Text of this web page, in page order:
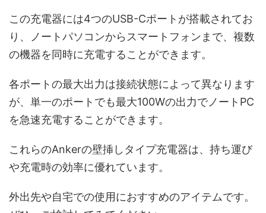
この充電器には4つのUSB-Cポートが搭載されてお
り、ノートパソコンからスマートフォンまで、複数
の機器を同時に充電することができます。
各ポートの最大出力は接続状態によって異なります
が、単一のポートでも最大100Wの出力でノートPC
を急速充電することができます。
これらのAnkerの壁挿しタイプ充電器は、持ち運び
や充電時の効率に優れています。
外出先や自宅での使用におすすめのアイテムです。